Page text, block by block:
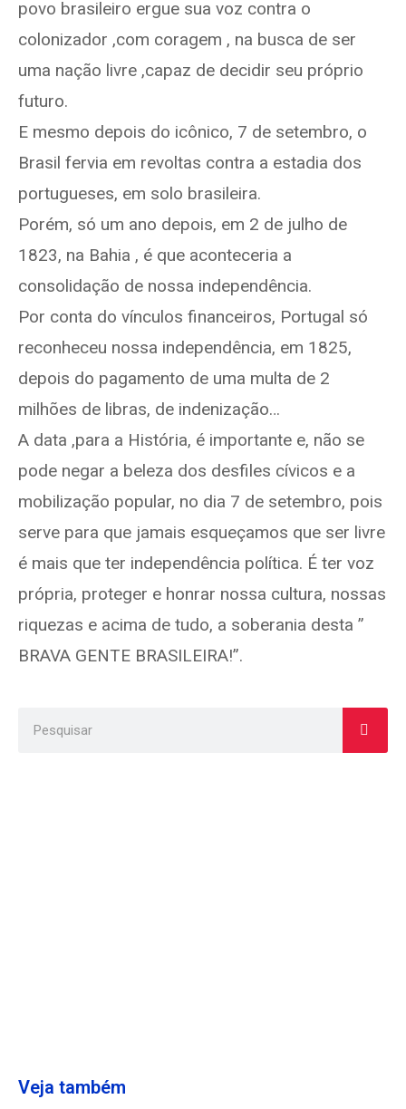
povo brasileiro ergue sua voz contra o
colonizador ,com coragem , na busca de ser
uma nação livre ,capaz de decidir seu próprio
futuro.
E mesmo depois do icônico, 7 de setembro, o
Brasil fervia em revoltas contra a estadia dos
portugueses, em solo brasileira.
Porém, só um ano depois, em 2 de julho de
1823, na Bahia , é que aconteceria a
consolidação de nossa independência.
Por conta do vínculos financeiros, Portugal só
reconheceu nossa independência, em 1825,
depois do pagamento de uma multa de 2
milhões de libras, de indenização…
A data ,para a História, é importante e, não se
pode negar a beleza dos desfiles cívicos e a
mobilização popular, no dia 7 de setembro, pois
serve para que jamais esqueçamos que ser livre
é mais que ter independência política. É ter voz
própria, proteger e honrar nossa cultura, nossas
riquezas e acima de tudo, a soberania desta ”
BRAVA GENTE BRASILEIRA!”.
Veja também